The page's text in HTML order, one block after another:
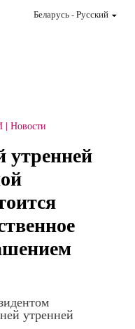
Беларусь-Pусский
Новости
утренней
утренней